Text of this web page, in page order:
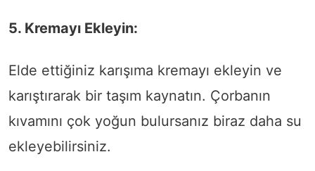
5. Kremayı Ekleyin:
Elde ettiğiniz karışıma kremayı ekleyin ve
karıştırarak bir taşım kaynatın. Çorbanın
kıvamını çok yoğun bulursanız biraz daha su
ekleyebilirsiniz.